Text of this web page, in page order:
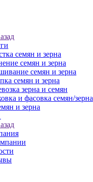
семян и зерна
семян и зерна
семян и зерна
семян и зерна
зерна и семян
и фасовка семян/зерна
и зерна